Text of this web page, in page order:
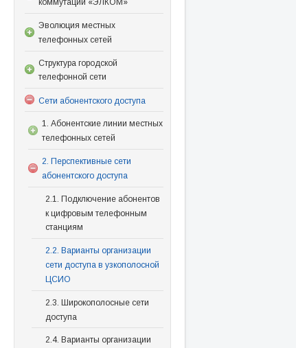
коммутации «ЭЛКОМ»
Эволюция местных
телефонных сетей
Структура городской
телефонной сети
Сети абонентского доступа
1. Абонентские линии местных
телефонных сетей
2. Перспективные сети
абонентского доступа
2.1. Подключение абонентов
к цифровым телефонным
станциям
2.2. Варианты организации
сети доступа в узкополосной
ЦСИО
2.3. Широкополосные сети
доступа
2.4. Варианты организации